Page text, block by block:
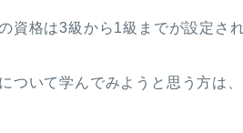
資格は3級から1級までが設定され
ついて学んでみようと思う方は